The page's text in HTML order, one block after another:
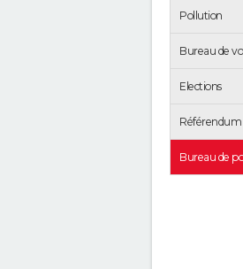
Pollution
Bureau de
Elections
Référendum
Bureau de